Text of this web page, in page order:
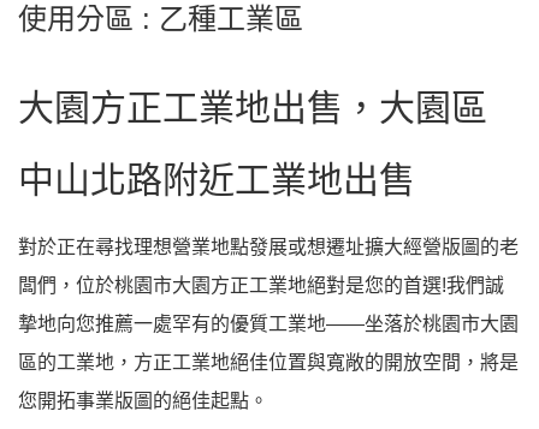
使用分區 : 乙種工業區
大園方正工業地出售，大園區
中山北路附近工業地出售
對於正在尋找理想營業地點發展或想遷址擴大經營版圖的老
闆們，位於桃園市大園方正工業地絕對是您的首選!我們誠
摯地向您推薦一處罕有的優質工業地——坐落於桃園市大園
區的工業地，方正工業地絕佳位置與寬敞的開放空間，將是
您開拓事業版圖的絕佳起點。